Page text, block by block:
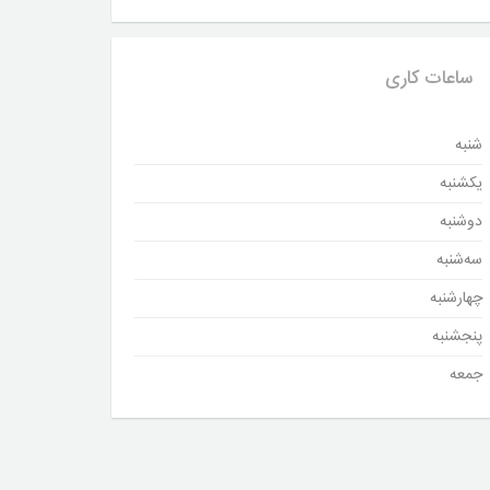
ساعات کاری
شنبه
یکشنبه
دوشنبه
سه‌شنبه
چهارشنبه
پنجشنبه
جمعه